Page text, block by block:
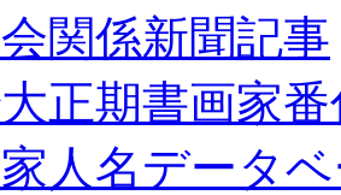
関係新聞記事
正期書画家
人名データ